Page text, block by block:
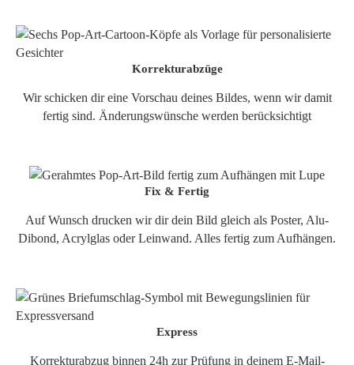
Korrekturabzüge
Wir schicken dir eine Vorschau deines Bildes, wenn wir damit
fertig sind. Änderungswünsche werden berücksichtigt
Fix & Fertig
Auf Wunsch drucken wir dir dein Bild gleich als Poster, Alu-
Dibond, Acrylglas oder Leinwand. Alles fertig zum Aufhängen.
Express
Korrekturabzug binnen 24h zur Prüfung in deinem E-Mail-